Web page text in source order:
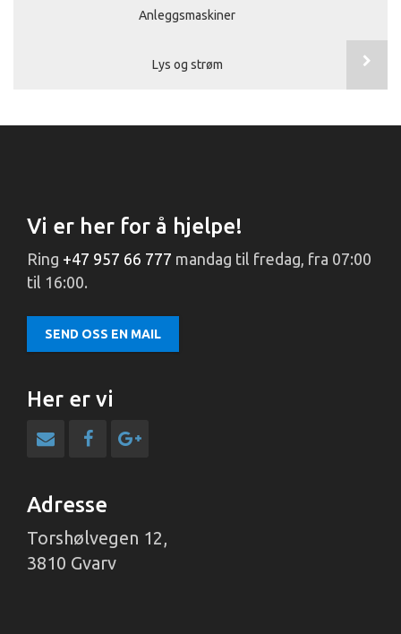
Anleggsmaskiner
Lys og strøm
Vi er her for å hjelpe!
Ring +47 957 66 777 mandag til fredag, fra 07:00
til 16:00.
SEND OSS EN MAIL
Her er vi
Adresse
Torshølvegen 12,
3810 Gvarv